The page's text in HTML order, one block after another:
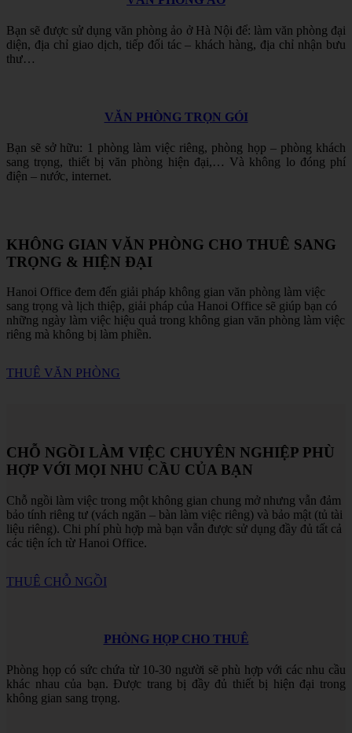
Bạn sẽ được sử dụngvăn phòng ảo ở Hà Nội để: làm văn phòng đại
diện, địa chỉ giao dịch, tiếp đối tác – khách hàng, địa chỉ nhận bưu
thư…
VĂN PHÒNG TRỌN GÓI
Bạn sẽ sở hữu: 1 phòng làm việc riêng, phòng họp – phòng khách
sang trọng, thiết bị văn phòng hiện đại,… Và không lo đóng phí
điện – nước, internet.
KHÔNG GIAN VĂN PHÒNG CHO THUÊ SANG
TRỌNG & HIỆN ĐẠI
Hanoi Office đem đến giải pháp không gian văn phòng làm việc
sang trọng và lịch thiệp, giải pháp của Hanoi Office sẽ giúp bạn có
những ngày làm việc hiệu quả trong không gian văn phòng làm việc
riêng mà không bị làm phiền.
THUÊ VĂN PHÒNG
CHỖ NGỒI LÀM VIỆC CHUYÊN NGHIỆP PHÙ
HỢP VỚI MỌI NHU CẦU CỦA BẠN
Chỗ ngồi làm việc trong một không gian chung mở nhưng vẫn đảm
bảo tính riêng tư (vách ngăn – bàn làm việc riêng) và bảo mật (tủ tài
liệu riêng). Chi phí phù hợp mà bạn vẫn được sử dụng đầy đủ tất cả
các tiện ích từ Hanoi Office.
THUÊ CHỖ NGỒI
PHÒNG HỌP CHO THUÊ
Phòng họp có sức chứa từ 10-30 người sẽ phù hợp với các nhu cầu
khác nhau của bạn. Được trang bị đầy đủ thiết bị hiện đại trong
không gian sang trọng.